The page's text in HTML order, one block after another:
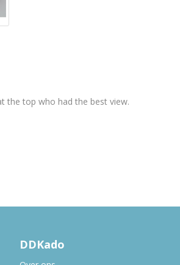
the top who had the best view.
DDKado